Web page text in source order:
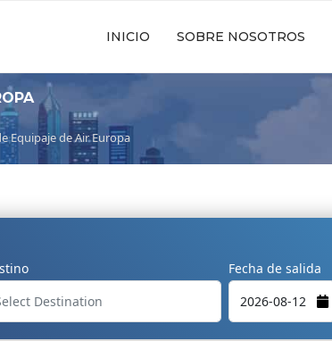
INICIO SOBRE NOSOTROS
Equipaje de Air Europa
Fecha de salida